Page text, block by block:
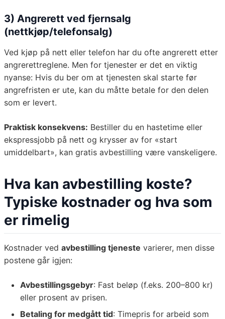
3) Angrerett ved fjernsalg
(nettkjøp/telefonsalg)
Ved kjøp på nett eller telefon har du ofte angrerett etter
angrerettreglene. Men for tjenester er det en viktig
nyanse: Hvis du ber om at tjenesten skal starte før
angrefristen er ute, kan du måtte betale for den delen
som er levert.
Praktisk konsekvens: Bestiller du en hastetime eller
ekspressjobb på nett og krysser av for «start
umiddelbart», kan gratis avbestilling være vanskeligere.
Hva kan avbestilling koste?
Typiske kostnader og hva som
er rimelig
Kostnader ved avbestilling tjeneste varierer, men disse
postene går igjen:
Avbestillingsgebyr: Fast beløp (f.eks. 200–800 kr)
eller prosent av prisen.
Betaling for medgått tid: Timepris for arbeid som